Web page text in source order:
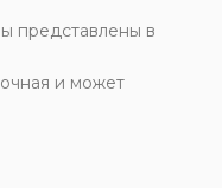
представлены в
и может